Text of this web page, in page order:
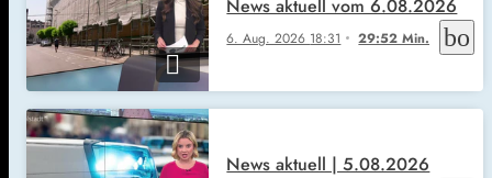
6. Aug. 2026 18:31 29:52 Min.
News aktuell vom 6.08.2026
News aktuell | 5.08.2026